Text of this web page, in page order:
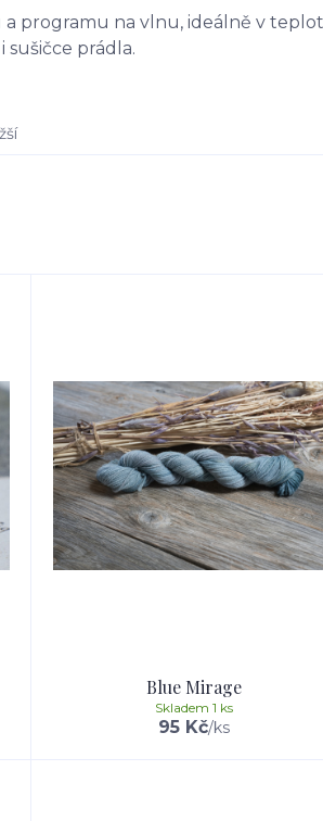
programu na vlnu, ideálně v
sušičce prádla.
Blue Mirage
95 Kč/ks
Skladem 1 ks